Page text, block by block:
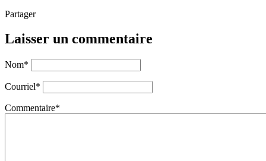
Partager
Laisser un commentaire
Nom*
Courriel*
Commentaire*